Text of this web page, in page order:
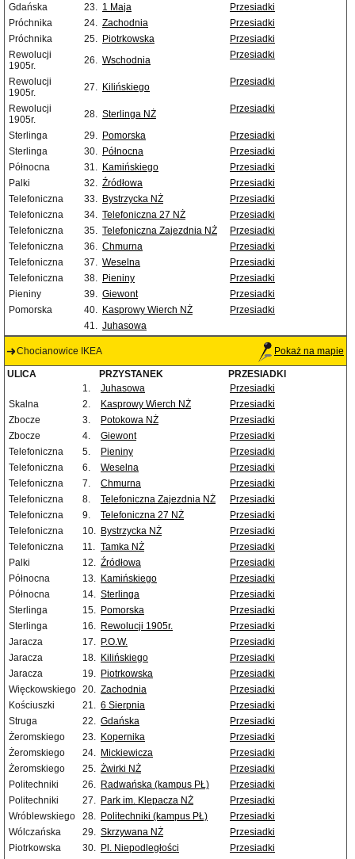
Gdańska
23. 1 Maja
Przesiadki
Próchnika
24. Zachodnia
Przesiadki
Próchnika
25. Piotrkowska
Przesiadki
Rewolucji
1905r.
26. Wschodnia Przesiadki
Rewolucji
1905r.
27. Kilińskiego Przesiadki
Rewolucji
1905r.
28. Sterlinga NŻ Przesiadki
Sterlinga 29. Pomorska
Przesiadki
Sterlinga
30. Północna
Przesiadki
Północna
31. Kamińskiego
Przesiadki
Palki
32. Źródłowa
Przesiadki
Telefoniczna
33. Bystrzycka NŻ
Przesiadki
Telefoniczna
34. Telefoniczna 27 NŻ
Przesiadki
Telefoniczna
35. Telefoniczna Zajezdnia NŻ
Przesiadki
Telefoniczna
36. Chmurna
Przesiadki
Telefoniczna
37. Weselna
Przesiadki
Telefoniczna
38. Pieniny
Przesiadki
Pieniny
39. Giewont
Przesiadki
Pomorska
40. Kasprowy Wierch NŻ
Przesiadki
41. Juhasowa
Chocianowice IKEA Pokaż na mapie
ULICA PRZYSTANEK
PRZESIADKI
1.
Juhasowa
Przesiadki
Skalna
2. Kasprowy Wierch NŻ
Przesiadki
Zbocze
3. Potokowa NŻ
Przesiadki
Zbocze
4. Giewont
Przesiadki
Telefoniczna
5. Pieniny
Przesiadki
Telefoniczna
6. Weselna
Przesiadki
Telefoniczna
7. Chmurna
Przesiadki
Telefoniczna
8. Telefoniczna Zajezdnia NŻ
Przesiadki
Telefoniczna
9. Telefoniczna 27 NŻ
Przesiadki
Telefoniczna
10. Bystrzycka NŻ
Przesiadki
Telefoniczna
11. Tamka NŻ
Przesiadki
Palki
12. Źródłowa
Przesiadki
Północna
13. Kamińskiego
Przesiadki
Północna
14. Sterlinga
Przesiadki
Sterlinga
15. Pomorska
Przesiadki
Sterlinga
16. Rewolucji 1905r.
Przesiadki
Jaracza
17. P.O.W.
Przesiadki
Jaracza
18. Kilińskiego
Przesiadki
Jaracza
19. Piotrkowska
Przesiadki
Więckowskiego 20. Zachodnia
Przesiadki
Kościuszki
21. 6 Sierpnia
Przesiadki
Struga
22. Gdańska
Przesiadki
Żeromskiego
23. Kopernika
Przesiadki
Żeromskiego
24. Mickiewicza
Przesiadki
Żeromskiego
25. Żwirki NŻ
Przesiadki
Politechniki
26. Radwańska (kampus PŁ)
Przesiadki
Politechniki
27. Park im. Klepacza NŻ
Przesiadki
Wróblewskiego
28. Politechniki (kampus PŁ)
Przesiadki
Wólczańska
29. Skrzywana NŻ
Przesiadki
Piotrkowska
30. Pl. Niepodległości
Przesiadki